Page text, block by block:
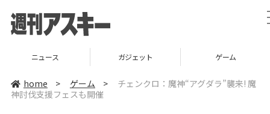
ニュース ガジェット ゲーム
home > ゲーム >
チェンクロ：魔神“アグダラ”襲来! 魔
神討伐支援フェスも開催